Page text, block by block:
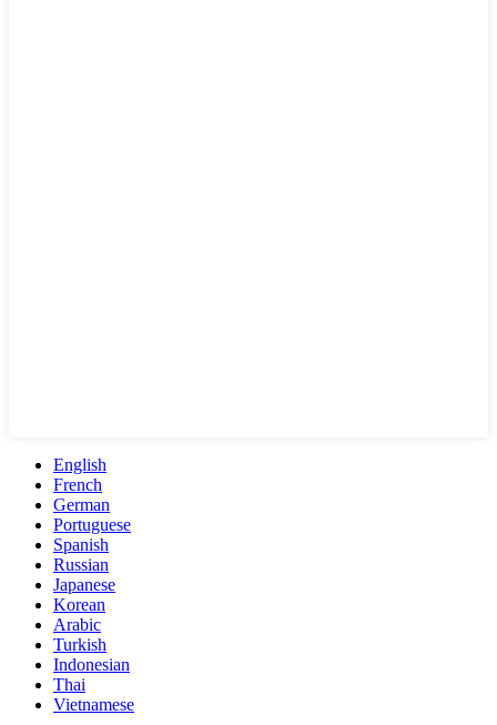
English
French
German
Portuguese
Spanish
Russian
Japanese
Korean
Arabic
Turkish
Indonesian
Thai
Vietnamese